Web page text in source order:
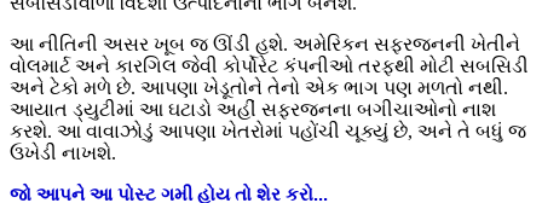
આ નીતિની અસર ખૂબ જ ઊંડી હશે. અમેરિકન સફરજનની ખેતીને
વોલમાર્ટ અને કારગિલ જેવી કોર્પોરેટ કંપનીઓ તરફથી મોટી સબસિડી
અને ટેકો મળે છે. આપણા ખેડૂતોને તેનો એક ભાગ પણ મળતો નથી.
આયાત ડ્યુટીમાં આ ઘટાડો અહીં સફરજનના બગીચાઓનો નાશ
કરશે. આ વાવાઝોડું આપણા ખેતરોમાં પહોંચી ચૂક્યું છે, અને તે બધું જ
ઉખેડી નાખશે.
જો આપને આ પોસ્ટ ગમી હોય તો શેર કરો...